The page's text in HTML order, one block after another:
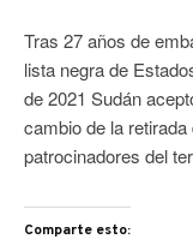
Tras 27 años de
lista negra de
de 2021 Sudán
cambio de la
patrocinadores del
Comparte esto: